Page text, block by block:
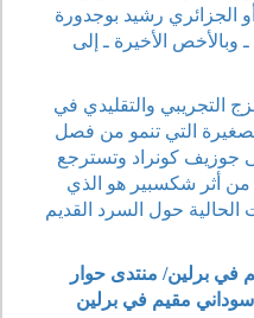
خير الدين "الحفار1973" أو الجزائري رشيد بوجدورة
بوضوح ـ وبالأخص الأخيرة ـ إلى
التجريبي والتقليدي في
التي تنمو من فصل
جوزيف كونراد وتسترجع
أثر شكسبير هو الذي
الحالية حول السرد القديم
في برلين/ منتدى حوار
مقيم في برلين